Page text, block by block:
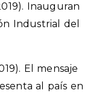
Inauguran
Industrial del
El mensaje
al país en